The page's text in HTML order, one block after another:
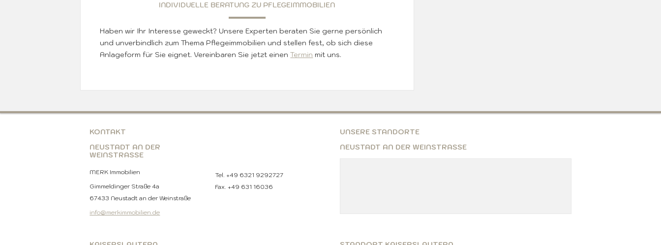
INDIVIDUELLE BERATUNG ZU PFLEGEIMMOBILIEN
Haben wir Ihr Interesse geweckt? Unsere Experten beraten Sie gerne persönlich
und unverbindlich zum Thema Pflegeimmobilien und stellen fest, ob sich diese
Anlageform für Sie eignet. Vereinbaren Sie jetzt einenTermin mit uns.
KONTAKT
NEUSTADT AN DER
WEINSTRASSE
MERK Immobilien
Gimmeldinger Straße 4a
67433 Neustadt an der Weinstraße
info@merkimmobilien.de
Tel. +49 6321 9292727
Fax. +49 631 16036
UNSERE STANDORTE
NEUSTADT AN DER WEINSTRASSE